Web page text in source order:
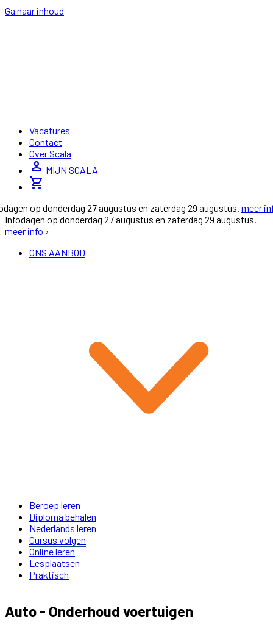
Ga naar inhoud
Vacatures
Contact
Over Scala
person MIJN SCALA
shopping_cart
op donderdag 27 augustus en zaterdag 29 augustus. meer
Infodagen op donderdag 27 augustus en zaterdag 29 augustus.
meer info ›
ONS AANBOD
Beroep leren
Diploma behalen
Nederlands leren
Cursus volgen
Online leren
Lesplaatsen
Praktisch
Auto - Onderhoud voertuigen